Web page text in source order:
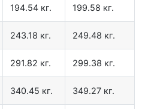
194.54 кг. 199.58 кг.
243.18 кг. 249.48 кг.
291.82 кг. 299.38 кг.
340.45 кг. 349.27 кг.